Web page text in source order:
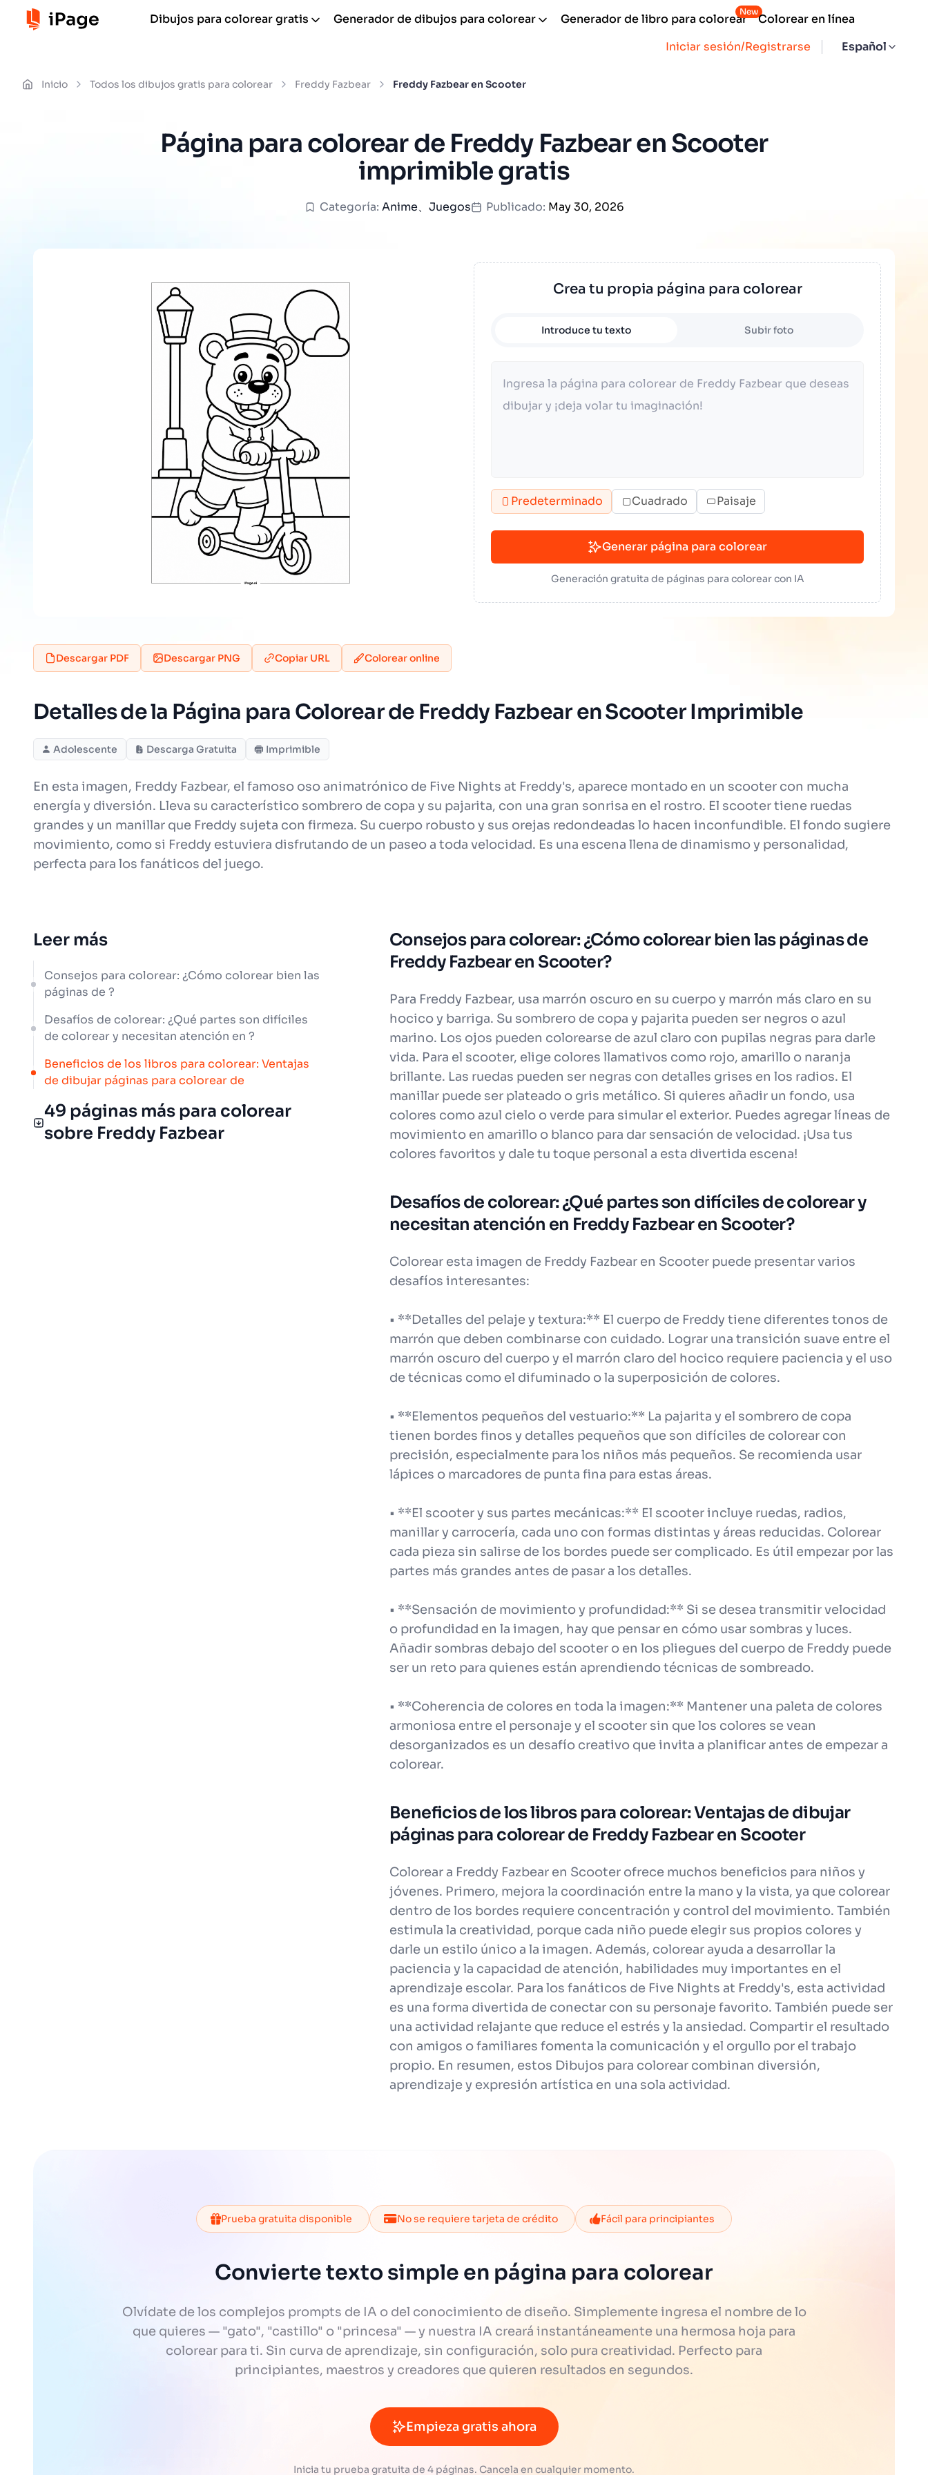
Iniciar sesión/Registrarse Español
Dibujos para colorear gratis Generador de dibujos para colorear Generador de libro para colorear
New
Colorear en línea
Inicio Todos los dibujos gratis para colorear Freddy Fazbear Freddy Fazbear en Scooter
Página para colorear de Freddy Fazbear en Scooter
imprimible gratis
Categoría: Anime、 Juegos Publicado: May 30, 2026
Crea tu propia página para colorear
Introduce tu texto Subir foto
Predeterminado Cuadrado Paisaje
Generar página para colorear
Generación gratuita de páginas para colorear con IA
Descargar PDF Descargar PNG Copiar URL Colorear online
Detalles de la Página para Colorear de Freddy Fazbear en Scooter Imprimible
Adolescente Descarga Gratuita Imprimible
En esta imagen, Freddy Fazbear, el famoso oso animatrónico de Five Nights at Freddy's, aparece montado en un scooter con mucha
energía y diversión. Lleva su característico sombrero de copa y su pajarita, con una gran sonrisa en el rostro. El scooter tiene ruedas
grandes y un manillar que Freddy sujeta con firmeza. Su cuerpo robusto y sus orejas redondeadas lo hacen inconfundible. El fondo sugiere
movimiento, como si Freddy estuviera disfrutando de un paseo a toda velocidad. Es una escena llena de dinamismo y personalidad,
perfecta para los fanáticos del juego.
Leer más
Consejos para colorear: ¿Cómo colorear bien las
páginas de ?
Desafíos de colorear: ¿Qué partes son difíciles
de colorear y necesitan atención en ?
Beneficios de los libros para colorear: Ventajas
de dibujar páginas para colorear de
49 páginas más para colorear
sobre Freddy Fazbear
Consejos para colorear: ¿Cómo colorear bien las páginas de
Freddy Fazbear en Scooter?
Para Freddy Fazbear, usa marrón oscuro en su cuerpo y marrón más claro en su
hocico y barriga. Su sombrero de copa y pajarita pueden ser negros o azul
marino. Los ojos pueden colorearse de azul claro con pupilas negras para darle
vida. Para el scooter, elige colores llamativos como rojo, amarillo o naranja
brillante. Las ruedas pueden ser negras con detalles grises en los radios. El
manillar puede ser plateado o gris metálico. Si quieres añadir un fondo, usa
colores como azul cielo o verde para simular el exterior. Puedes agregar líneas de
movimiento en amarillo o blanco para dar sensación de velocidad. ¡Usa tus
colores favoritos y dale tu toque personal a esta divertida escena!
Desafíos de colorear: ¿Qué partes son difíciles de colorear y
necesitan atención en Freddy Fazbear en Scooter?
Colorear esta imagen de Freddy Fazbear en Scooter puede presentar varios
desafíos interesantes:
• **Detalles del pelaje y textura:** El cuerpo de Freddy tiene diferentes tonos de
marrón que deben combinarse con cuidado. Lograr una transición suave entre el
marrón oscuro del cuerpo y el marrón claro del hocico requiere paciencia y el uso
de técnicas como el difuminado o la superposición de colores.
• **Elementos pequeños del vestuario:** La pajarita y el sombrero de copa
tienen bordes finos y detalles pequeños que son difíciles de colorear con
precisión, especialmente para los niños más pequeños. Se recomienda usar
lápices o marcadores de punta fina para estas áreas.
• **El scooter y sus partes mecánicas:** El scooter incluye ruedas, radios,
manillar y carrocería, cada uno con formas distintas y áreas reducidas. Colorear
cada pieza sin salirse de los bordes puede ser complicado. Es útil empezar por las
partes más grandes antes de pasar a los detalles.
• **Sensación de movimiento y profundidad:** Si se desea transmitir velocidad
o profundidad en la imagen, hay que pensar en cómo usar sombras y luces.
Añadir sombras debajo del scooter o en los pliegues del cuerpo de Freddy puede
ser un reto para quienes están aprendiendo técnicas de sombreado.
• **Coherencia de colores en toda la imagen:** Mantener una paleta de colores
armoniosa entre el personaje y el scooter sin que los colores se vean
desorganizados es un desafío creativo que invita a planificar antes de empezar a
colorear.
Beneficios de los libros para colorear: Ventajas de dibujar
páginas para colorear de Freddy Fazbear en Scooter
Colorear a Freddy Fazbear en Scooter ofrece muchos beneficios para niños y
jóvenes. Primero, mejora la coordinación entre la mano y la vista, ya que colorear
dentro de los bordes requiere concentración y control del movimiento. También
estimula la creatividad, porque cada niño puede elegir sus propios colores y
darle un estilo único a la imagen. Además, colorear ayuda a desarrollar la
paciencia y la capacidad de atención, habilidades muy importantes en el
aprendizaje escolar. Para los fanáticos de Five Nights at Freddy's, esta actividad
es una forma divertida de conectar con su personaje favorito. También puede ser
una actividad relajante que reduce el estrés y la ansiedad. Compartir el resultado
con amigos o familiares fomenta la comunicación y el orgullo por el trabajo
propio. En resumen, estos Dibujos para colorear combinan diversión,
aprendizaje y expresión artística en una sola actividad.
Prueba gratuita disponible No se requiere tarjeta de crédito Fácil para principiantes
Convierte texto simple en página para colorear
Olvídate de los complejos prompts de IA o del conocimiento de diseño. Simplemente ingresa el nombre de lo
que quieres — "gato", "castillo" o "princesa" — y nuestra IA creará instantáneamente una hermosa hoja para
colorear para ti. Sin curva de aprendizaje, sin configuración, solo pura creatividad. Perfecto para
principiantes, maestros y creadores que quieren resultados en segundos.
Empieza gratis ahora
Inicia tu prueba gratuita de 4 páginas. Cancela en cualquier momento.